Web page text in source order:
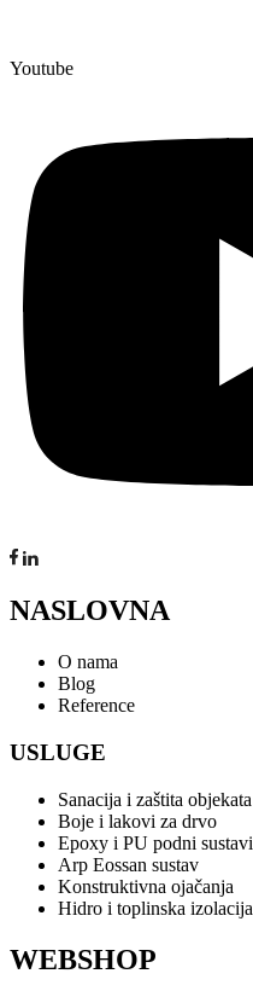
Youtube
NASLOVNA
O nama
Blog
Reference
USLUGE
Sanacija i zaštita objekata
Boje i lakovi za drvo
Epoxy i PU podni sustavi
Arp Eossan sustav
Konstruktivna ojačanja
Hidro i toplinska izolacija
WEBSHOP